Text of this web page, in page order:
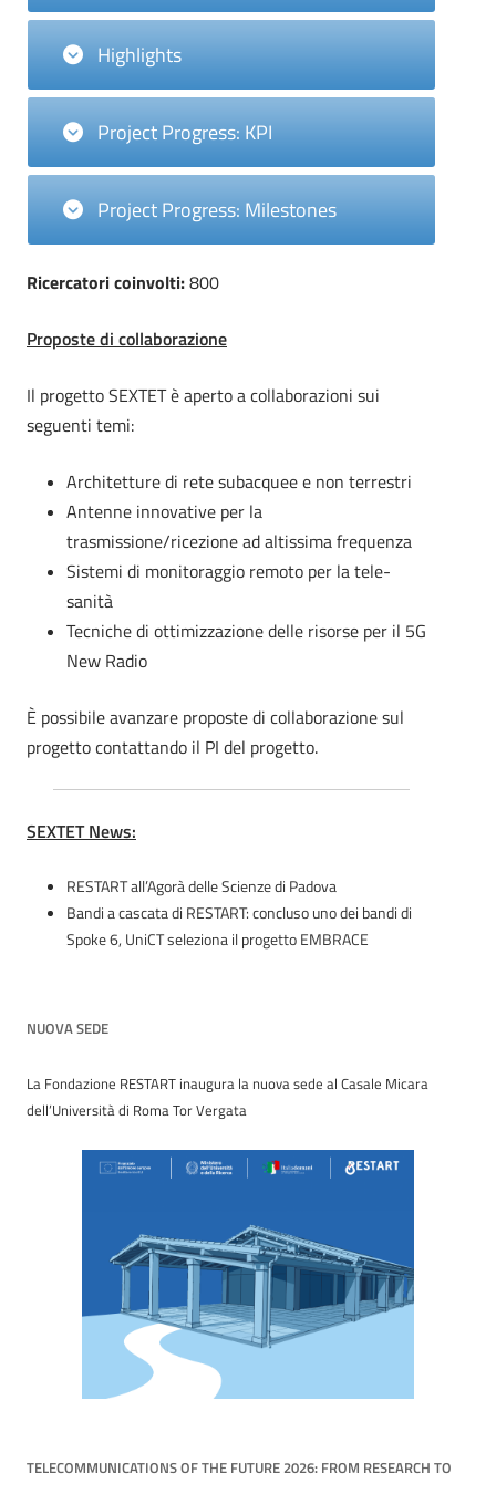
Highlights
Project Progress: KPI
Project Progress: Milestones
Ricercatori coinvolti:800
Proposte di collaborazione
Il progetto SEXTET è aperto a collaborazioni sui
seguenti temi:
Architetture di rete subacquee e non terrestri
Antenne innovative per la
trasmissione/ricezione ad altissima frequenza
Sistemi di monitoraggio remoto per la tele-
sanità
Tecniche di ottimizzazione delle risorse per il 5G
New Radio
È possibile avanzare proposte di collaborazione sul
progetto contattando il PI del progetto.
SEXTET News:
RESTART all’Agorà delle Scienze di Padova
Bandi a cascata di RESTART: concluso uno dei bandi di
Spoke 6, UniCT seleziona il progetto EMBRACE
NUOVA SEDE
La Fondazione RESTART inaugura la nuova sede al Casale Micara
dell’Università di Roma Tor Vergata
TELECOMMUNICATIONS OF THE FUTURE 2026: FROM RESEARCH TO